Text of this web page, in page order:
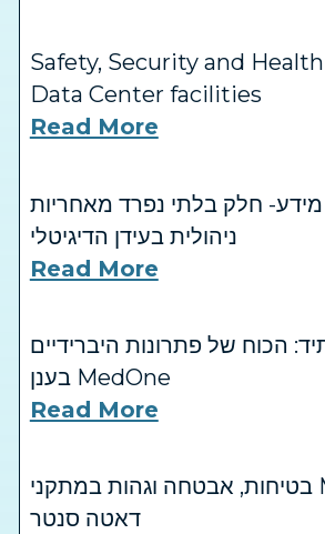
Safety, Security and
Data Center facilities
Read More
חלק בלתי נפרד מאחריות
ניהולית בעידן הדיגיטלי
Read More
הכוח של פתרונות היברידיים
בענן MedOne
Read More
בטיחות, אבטחה וגהות במתקני MedOne
דאטה סנטר